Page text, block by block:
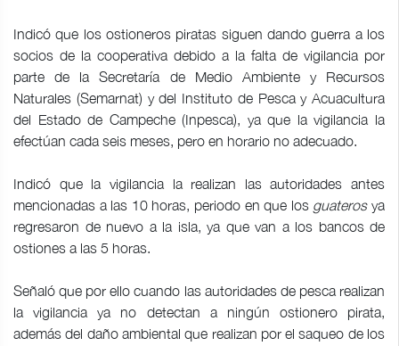
Indicó que los ostioneros piratas siguen dando guerra a los
socios de la cooperativa debido a la falta de vigilancia por
parte de la Secretaría de Medio Ambiente y Recursos
Naturales (Semarnat) y del Instituto de Pesca y Acuacultura
del Estado de Campeche (Inpesca), ya que la vigilancia la
efectúan cada seis meses, pero en horario no adecuado.
Indicó que la vigilancia la realizan las autoridades antes
mencionadas a las 10 horas, periodo en que los guaterosya
regresaron de nuevo a la isla, ya que van a los bancos de
ostiones a las 5 horas.
Señaló que por ello cuando las autoridades de pesca realizan
la vigilancia ya no detectan a ningún ostionero pirata,
además del daño ambiental que realizan por el saqueo de los